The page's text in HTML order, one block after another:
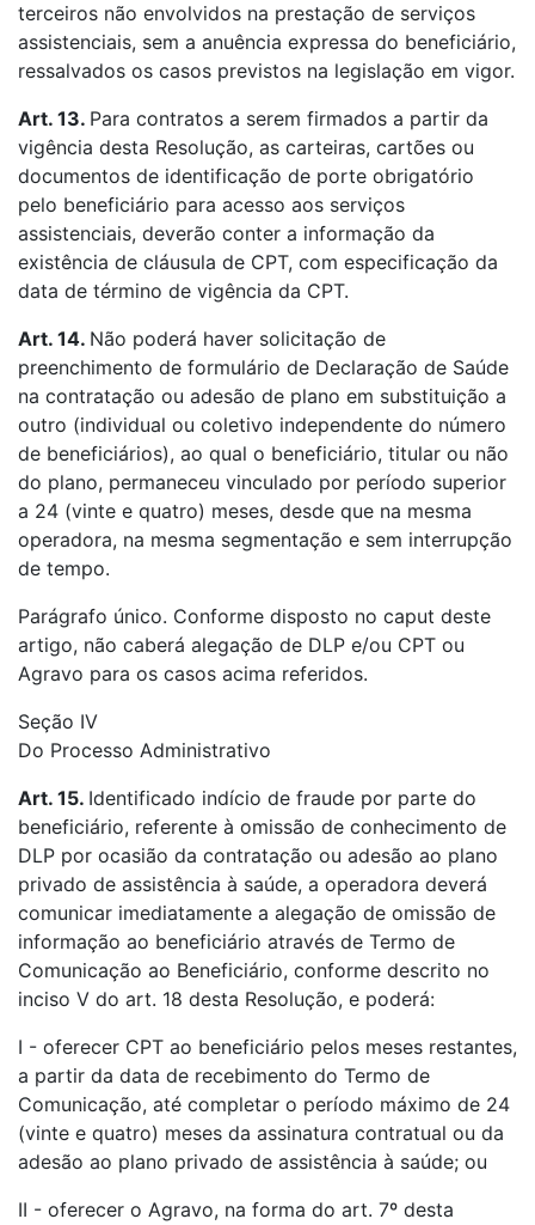
terceiros não envolvidos na prestação de serviços
assistenciais, sem a anuência expressa do beneficiário,
ressalvados os casos previstos na legislação em vigor.
Art. 13. Para contratos a serem firmados a partir da
vigência desta Resolução, as carteiras, cartões ou
documentos de identificação de porte obrigatório
pelo beneficiário para acesso aos serviços
assistenciais, deverão conter a informação da
existência de cláusula de CPT, com especificação da
data de término de vigência da CPT.
Art. 14. Não poderá haver solicitação de
preenchimento de formulário de Declaração de Saúde
na contratação ou adesão de plano em substituição a
outro (individual ou coletivo independente do número
de beneficiários), ao qual o beneficiário, titular ou não
do plano, permaneceu vinculado por período superior
a 24 (vinte e quatro) meses, desde que na mesma
operadora, na mesma segmentação e sem interrupção
de tempo.
Parágrafo único. Conforme disposto no caput deste
artigo, não caberá alegação de DLP e/ou CPT ou
Agravo para os casos acima referidos.
Seção IV
Do Processo Administrativo
Art. 15. Identificado indício de fraude por parte do
beneficiário, referente à omissão de conhecimento de
DLP por ocasião da contratação ou adesão ao plano
privado de assistência à saúde, a operadora deverá
comunicar imediatamente a alegação de omissão de
informação ao beneficiário através de Termo de
Comunicação ao Beneficiário, conforme descrito no
inciso V do art. 18 desta Resolução, e poderá:
I - oferecer CPT ao beneficiário pelos meses restantes,
a partir da data de recebimento do Termo de
Comunicação, até completar o período máximo de 24
(vinte e quatro) meses da assinatura contratual ou da
adesão ao plano privado de assistência à saúde; ou
II - oferecer o Agravo, na forma do art. 7º desta